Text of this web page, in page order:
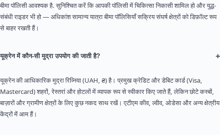
बीमा पॉलिसी आवश्यक है. सुनिश्चित करें कि आपकी पॉलिसी में चिकित्सा निकासी शामिल हो और युद्ध-
संबंधी राइडर भी हो — अधिकांश सामान्य यात्रा बीमा पॉलिसियाँ सक्रिय संघर्ष क्षेत्रों को डिफ़ॉल्ट रूप
से बाहर रखती हैं।
यूक्रेन में कौन-सी मुद्रा उपयोग की जाती है? +
यूक्रेन की आधिकारिक मुद्रा रिव्निया (UAH, ₴) है। प्रमुख क्रेडिट और डेबिट कार्ड (Visa,
Mastercard) शहरों, रेस्तरां और होटलों में व्यापक रूप से स्वीकार किए जाते हैं, लेकिन छोटे कस्बों,
बाज़ारों और ग्रामीण क्षेत्रों के लिए कुछ नकद साथ रखें। एटीएम कीव, ल्वीव, ओडेसा और अन्य क्षेत्रीय
केंद्रों में आम हैं।